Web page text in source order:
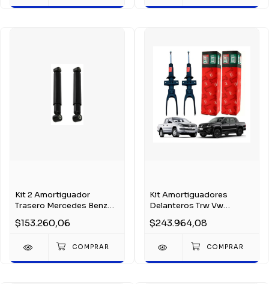
Kit 2 Amortiguador
Trasero Mercedes Benz
$153.260,06
Kit Amortiguadores
Delanteros Trw Vw
$243.964,08